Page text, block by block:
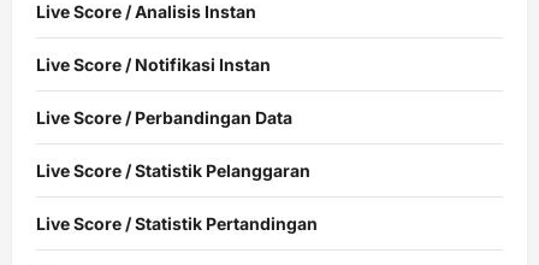
Live Score / Analisis Instan
Live Score / Notifikasi Instan
Live Score / Perbandingan Data
Live Score / Statistik Pelanggaran
Live Score / Statistik Pertandingan